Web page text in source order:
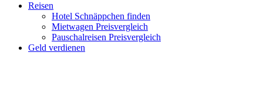
Reisen
Hotel Schnäppchen finden
Mietwagen Preisvergleich
Pauschalreisen Preisvergleich
Geld verdienen